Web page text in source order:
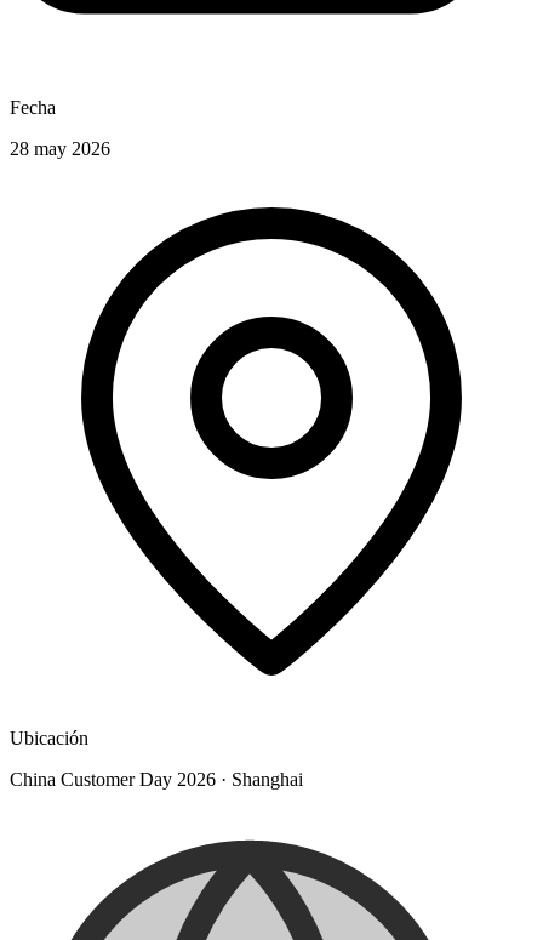
Fecha
28 may 2026
Ubicación
China Customer Day 2026 · Shanghai